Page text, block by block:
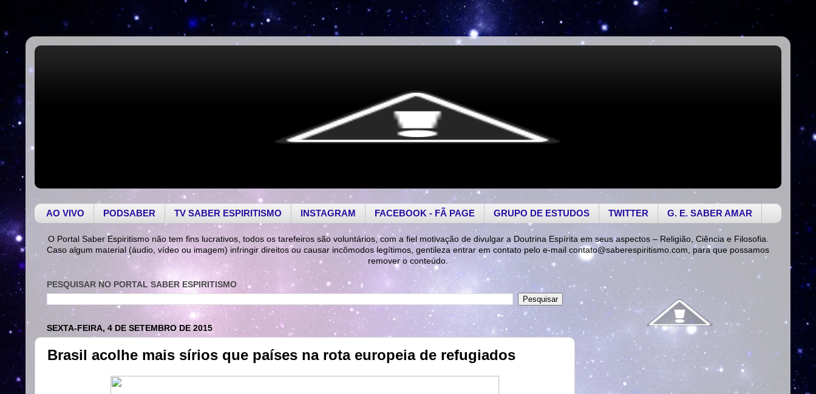
AO VIVO PODSABER TV SABER ESPIRITISMO INSTAGRAM FACEBOOK - FÃ PAGE GRUPO DE ESTUDOS TWITTER G. E. SABER AMAR
O Portal Saber Espiritismo não tem fins lucrativos, todos os tarefeiros são voluntários, com a fiel motivação de divulgar a Doutrina Espírita em seus aspectos – Religião, Ciência e Filosofia.
Caso algum material (áudio, vídeo ou imagem) infringir direitos ou causar incômodos legítimos, gentileza entrar em contato pelo e-mail contato@saberespiritismo.com , para que possamos
remover o conteúdo.
PESQUISAR NO PORTAL SABER ESPIRITISMO
SEXTA-FEIRA, 4 DE SETEMBRO DE 2015
Brasil acolhe mais sírios que países na rota europeia de refugiados